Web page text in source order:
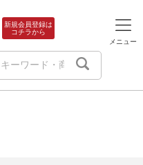
新規会員登録は
コチラから
メニュー